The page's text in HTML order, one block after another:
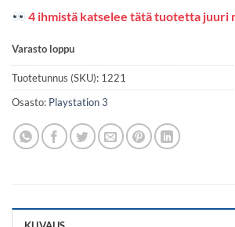
4 ihmistä katselee tätä tuotetta juuri
Varasto loppu
Tuotetunnus (SKU): 1221
Osasto: Playstation 3